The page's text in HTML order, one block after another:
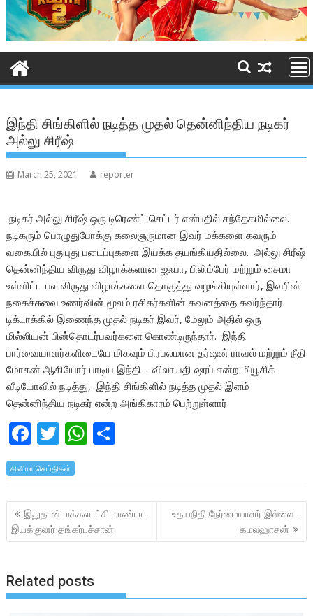
இந்தி சிங்கிளில் நடித்த முதல் தென்னிந்திய நடிகர்
அல்லு சிரீஷ்
March 25, 2021 reporter
நடிகர் அல்லு சிரீஷ் ஒரு டிரெண்ட் செட்டர் என்பதில் சந்தேகமில்லை.
நடிகரும் பொழுதுபோக்கு கலைஞருமான இவர் மக்களை கவரும்
வகையில் புதுபுது படைப்புகளை இயக்க தயங்கியதில்லை. அல்லு சிரீஷ்
தென்னிந்திய விருது விழாக்களான ஐஃபா, பிலிம்பேர் மற்றும் சைமா
உள்ளிட்ட பல விருது விழாக்களை தொகுத்து வழங்கியுள்ளார், இவரின்
நகைச்சுவை உணர்வின் மூலம் ரசிகர்களின் கவனத்தை கவர்ந்தார்.
டிக்டாக்கில் இணைந்த முதல் நடிகர் இவர், மேலும் அதில் ஒரு
மில்லியன் பின்தொடர்பவர்களை கொண்டிருந்தார். இந்தி
பார்வையாளர்களிடையே மிகவும் பிரபலமான தர்ஷன் ராவல் மற்றும் நீதி
மோகன் ஆகியோர் பாடிய இந்தி – விலாயதி ஷரப் என்ற மியூசிக்
வீடியோவில் நடித்து, இந்தி சிங்கிளில் நடித்த முதல் இளம்
தென்னிந்திய நடிகர் என்ற அங்கிகாரம் பெற்றுள்ளார்.
F
ac
e
b
o
o
T
w
itt
er
W
at
s
A
p
ar
e
சினிமா செய்திகள்
Post
navigation
இதுதான் மக்களாட்சி மாண்பா-
இயக்குனர் தங்கர்பச்சான்
உதயநிதி நேர்மையாளர் இல்லை –
கமலஹாசன்
Related posts